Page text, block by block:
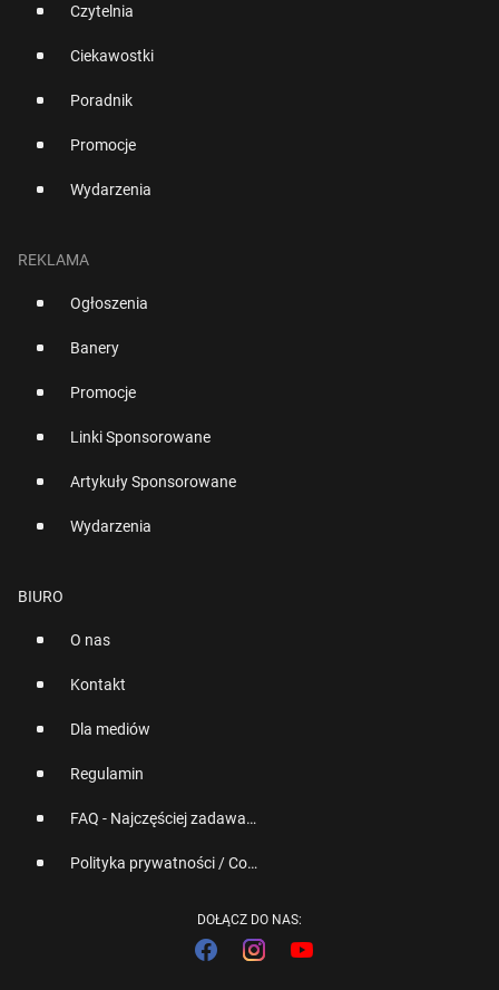
Czytelnia
Ciekawostki
Poradnik
Promocje
Wydarzenia
REKLAMA
Ogłoszenia
Banery
Promocje
Linki Sponsorowane
Artykuły Sponsorowane
Wydarzenia
BIURO
O nas
Kontakt
Dla mediów
Regulamin
FAQ - Najczęściej zadawane pytania
Polityka prywatności / Cookies
DOŁĄCZ DO NAS: